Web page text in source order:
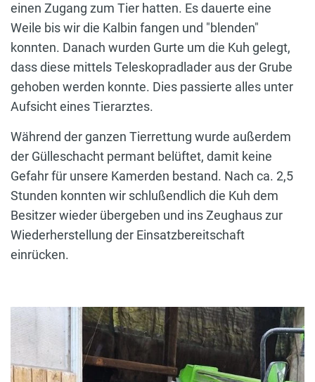
einen Zugang zum Tier hatten. Es dauerte eine
Weile bis wir die Kalbin fangen und "blenden"
konnten. Danach wurden Gurte um die Kuh gelegt,
dass diese mittels Teleskopradlader aus der Grube
gehoben werden konnte. Dies passierte alles unter
Aufsicht eines Tierarztes.
Während der ganzen Tierrettung wurde außerdem
der Gülleschacht permant belüftet, damit keine
Gefahr für unsere Kamerden bestand. Nach ca. 2,5
Stunden konnten wir schlußendlich die Kuh dem
Besitzer wieder übergeben und ins Zeughaus zur
Wiederherstellung der Einsatzbereitschaft
einrücken.